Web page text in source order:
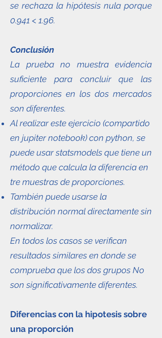
se rechaza la hipótesis nula porque
0.941 < 1.96.
Conclusión
La prueba no muestra evidencia
suficiente para concluir que las
proporciones en los dos mercados
son diferentes.
Al realizar este ejercicio (compartido
en jupiter notebook) con python, se
puede usar statsmodels que tiene un
método que calcula la diferencia en
tre muestras de proporciones.
También puede usarse la
distribución normal directamente sin
normalizar.
En todos los casos se verifican
resultados similares en donde se
comprueba que los dos grupos No
son significativamente diferentes.
Diferencias con la hipotesis sobre
una proporción